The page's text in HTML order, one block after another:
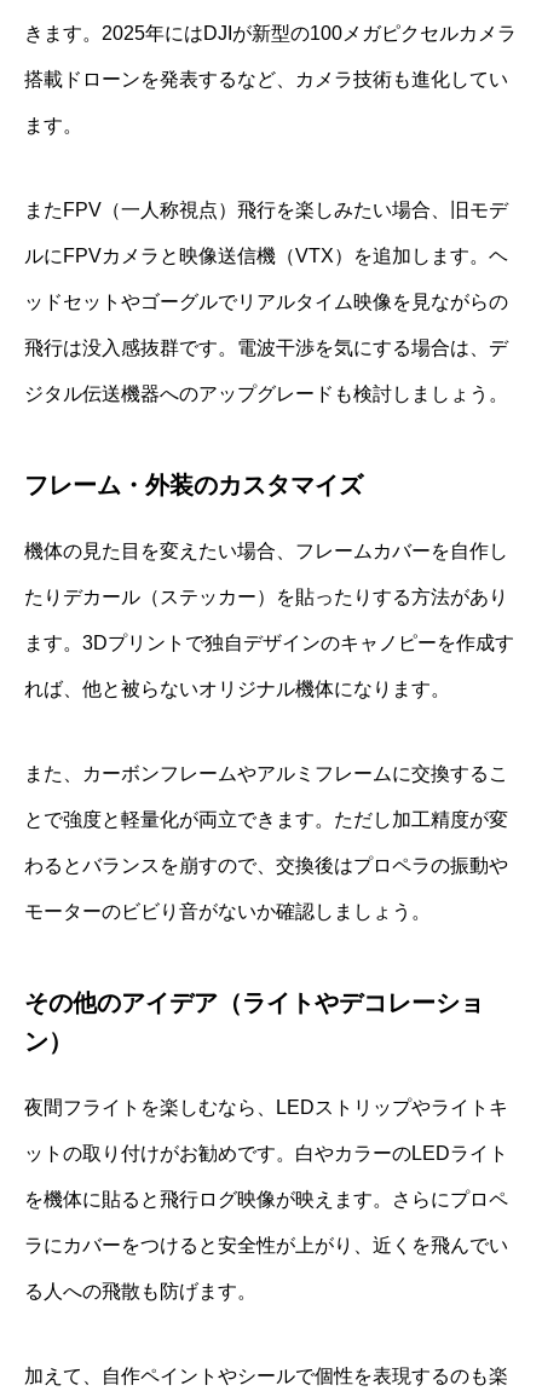
きます。2025年にはDJIが新型の100メガピクセルカメラ
搭載ドローンを発表するなど、カメラ技術も進化してい
ます。
またFPV（一人称視点）飛行を楽しみたい場合、旧モデ
ルにFPVカメラと映像送信機（VTX）を追加します。ヘ
ッドセットやゴーグルでリアルタイム映像を見ながらの
飛行は没入感抜群です。電波干渉を気にする場合は、デ
ジタル伝送機器へのアップグレードも検討しましょう。
フレーム・外装のカスタマイズ
機体の見た目を変えたい場合、フレームカバーを自作し
たりデカール（ステッカー）を貼ったりする方法があり
ます。3Dプリントで独自デザインのキャノピーを作成す
れば、他と被らないオリジナル機体になります。
また、カーボンフレームやアルミフレームに交換するこ
とで強度と軽量化が両立できます。ただし加工精度が変
わるとバランスを崩すので、交換後はプロペラの振動や
モーターのビビり音がないか確認しましょう。
その他のアイデア（ライトやデコレーショ
ン）
夜間フライトを楽しむなら、LEDストリップやライトキ
ットの取り付けがお勧めです。白やカラーのLEDライト
を機体に貼ると飛行ログ映像が映えます。さらにプロペ
ラにカバーをつけると安全性が上がり、近くを飛んでい
る人への飛散も防げます。
加えて、自作ペイントやシールで個性を表現するのも楽